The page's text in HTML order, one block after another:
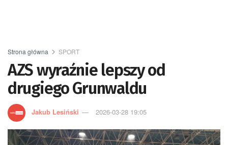
Strona główna SPORT
AZS wyraźnie lepszy od
drugiego Grunwaldu
Jakub Lesiński 2026-03-28 19:05